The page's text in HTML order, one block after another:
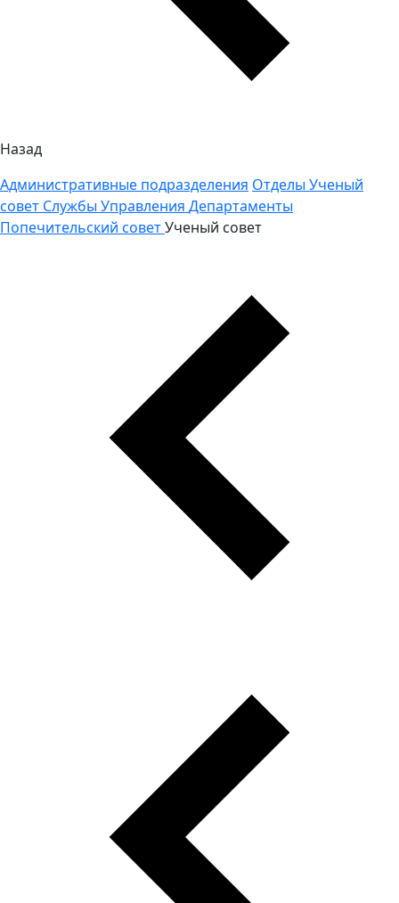
Назад
Административные подразделения Отделы Ученый
совет Службы Управления Департаменты
Попечительский советУченый совет